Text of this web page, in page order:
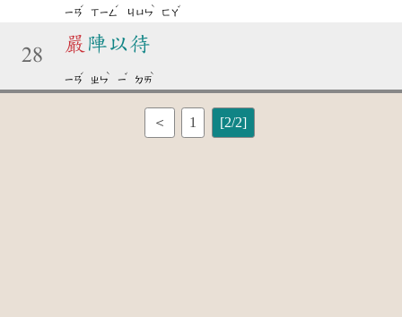
ㄧㄢ
ˊ
ㄒㄧㄥ
ˊ
ㄐㄩㄣ
ˋ
ㄈㄚ
ˇ
28
嚴 陣以待
ㄧㄢ
ˊ
ㄓㄣ
ˋ
ㄧ
ˇ
ㄉㄞ
ˋ
＜ 1 [2/2]